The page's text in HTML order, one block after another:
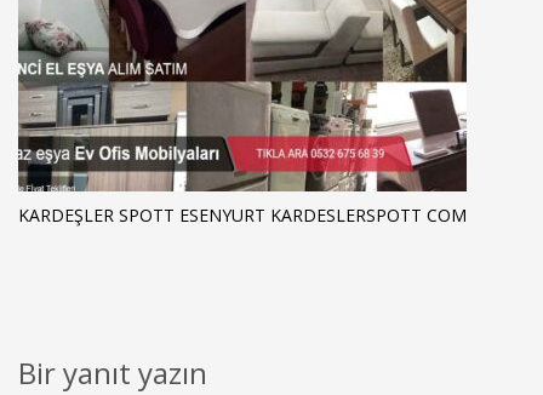
KARDEŞLER SPOTT ESENYURT KARDESLERSPOTT COM
Bir yanıt yazın